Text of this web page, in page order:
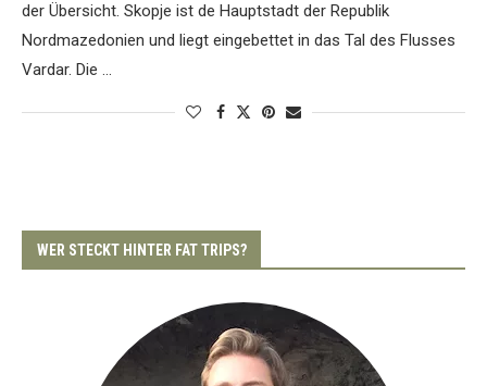
der Übersicht. Skopje ist de Hauptstadt der Republik
Nordmazedonien und liegt eingebettet in das Tal des Flusses
Vardar. Die …
WER STECKT HINTER FAT TRIPS?